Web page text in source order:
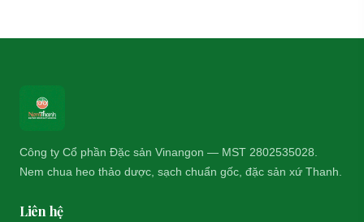
Công ty Cổ phần Đặc sản Vinangon — MST 2802535028.
Nem chua heo thảo dược, sạch chuẩn gốc, đặc sản xứ Thanh.
Liên hệ